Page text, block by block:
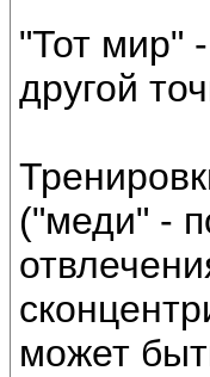
"Тот мир"
другой
("меди" -
может